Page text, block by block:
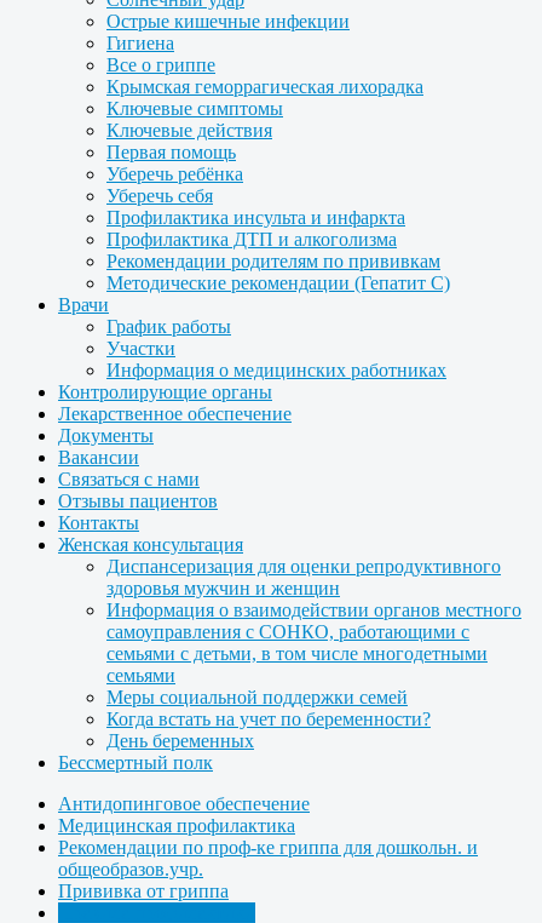
Острые кишечные инфекции
Гигиена
Все о гриппе
Крымская геморрагическая лихорадка
Ключевые симптомы
Ключевые действия
Первая помощь
Уберечь ребёнка
Уберечь себя
Профилактика инсульта и инфаркта
Профилактика ДТП и алкоголизма
Рекомендации родителям по прививкам
Методические рекомендации (Гепатит С)
Врачи
График работы
Участки
Информация о медицинских работниках
Контролирующие органы
Лекарственное обеспечение
Документы
Вакансии
Связаться с нами
Отзывы пациентов
Контакты
Женская консультация
Диспансеризация для оценки репродуктивного
здоровья мужчин и женщин
Информация о взаимодействии органов местного
самоуправления с СОНКО, работающими с
семьями с детьми, в том числе многодетными
семьями
Меры социальной поддержки семей
Когда встать на учет по беременности?
День беременных
Бессмертный полк
Антидопинговое обеспечение
Медицинская профилактика
Рекомендации по проф-ке гриппа для дошкольн. и
общеобразов.учр.
Прививка от гриппа